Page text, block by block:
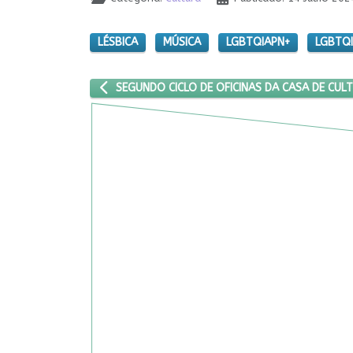
LÉSBICA MÚSICA LGBTQIAPN+
ARTIGO ANTERIOR: SEGUNDO CICLO DE OFICINAS
SEGUNDO CICLO DE OFICINAS DA CASA DE